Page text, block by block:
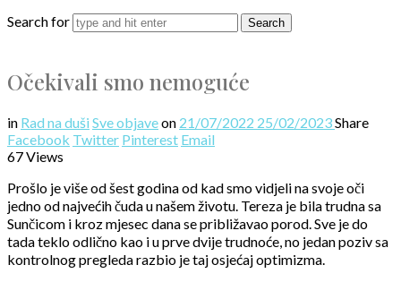
Search for
Očekivali smo nemoguće
in Rad na duši Sve objaveon 21/07/2022 25/02/2023Share
Facebook Twitter Pinterest Email
67 Views
Prošlo je više od šest godina od kad smo vidjeli na svoje oči
jedno od najvećih čuda u našem životu. Tereza je bila trudna sa
Sunčicom i kroz mjesec dana se približavao porod. Sve je do
tada teklo odlično kao i u prve dvije trudnoće, no jedan poziv sa
kontrolnog pregleda razbio je taj osjećaj optimizma.